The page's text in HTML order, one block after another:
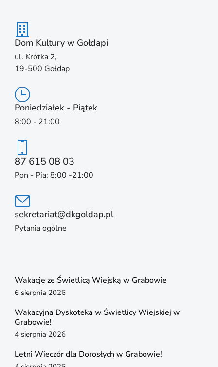
Dom Kultury w Gołdapi
ul. Krótka 2,
19-500 Gołdap
Poniedziałek - Piątek
8:00 - 21:00
87 615 08 03
Pon - Pią: 8:00 -21:00
sekretariat@dkgoldap.pl
Pytania ogólne
Wakacje ze Świetlicą Wiejską w Grabowie
6 sierpnia 2026
Wakacyjna Dyskoteka w Świetlicy Wiejskiej w
Grabowie!
4 sierpnia 2026
Letni Wieczór dla Dorosłych w Grabowie!